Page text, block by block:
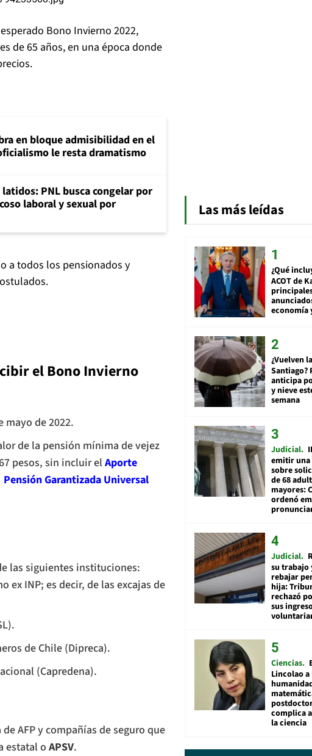
Bono Invierno 2022,
de 65 años, en una época donde
en bloque admisibilidad en el
le resta dramatismo
latidos: PNL busca congelar por
laboral y sexual por
a todos los pensionados y
el Bono Invierno
mayo de 2022.
de la pensión mínima de vejez
pesos, sin incluir el Aporte
Pensión Garantizada Universal
las siguientes instituciones:
ex INP; es decir, de las excajas de
de Chile (Dipreca).
(Capredena).
AFP y compañías de seguro que
estatal o APSV.
Las más leídas
¿Qué
ACOT de
economía
¿Vuelven
Santiago?
anticipa
y nieve
semana
Judicial
emitir
sobre
de 68
mayores:
ordenó
Judicial
su trabajo
rebajar
hija:
rechazó
sus
Ciencias
Lincolao a
complica
la ciencia